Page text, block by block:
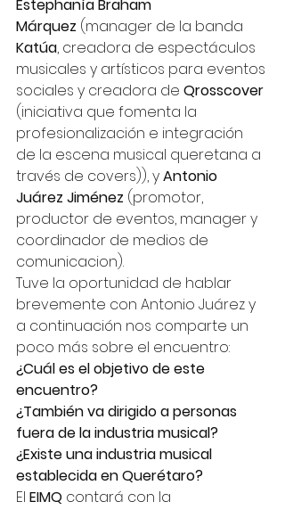
Estephanía Braham
Márquez (manager de la banda
Katúa, creadora de espectáculos
musicales y artísticos para eventos
sociales y creadora de Qrosscover
(iniciativa que fomenta la
profesionalización e integración
de la escena musical queretana a
través de covers)), y Antonio
Juárez Jiménez (promotor,
productor de eventos, manager y
coordinador de medios de
comunicacion).
Tuve la oportunidad de hablar
brevemente con Antonio Juárez y
a continuación nos comparte un
poco más sobre el encuentro:
¿Cuál es el objetivo de este
encuentro?
¿También va dirigido a personas
fuera de la industria musical?
¿Existe una industria musical
establecida en Querétaro?
El EIMQ contará con la